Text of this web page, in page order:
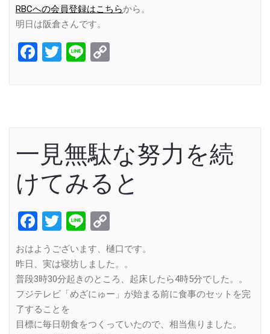
RBCへの会員登録はこちらから。
明日は阪倉さんです。
Facebook
Twitter
Line
一見無駄な努力を続
けてみると
Facebook
Twitter
Line
Link
おはようございます、樋口です。
昨日、実は寝坊しました。。
普段3時30分起きのところ、起床したら4時5分でした。。
フジテレビ「めざにゅー」が始まる前に食事のセットを完
了することを
目標に毎日朝食をつくっていたので、相当焦りました。